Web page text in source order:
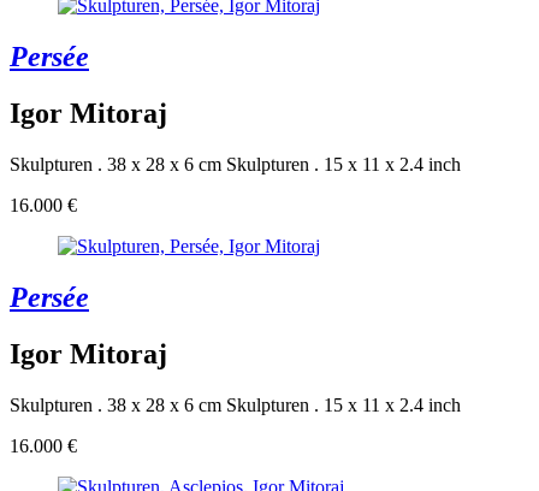
Persée
Igor Mitoraj
Skulpturen . 38 x 28 x 6 cm Skulpturen . 15 x 11 x 2.4 inch
16.000 €
Persée
Igor Mitoraj
Skulpturen . 38 x 28 x 6 cm Skulpturen . 15 x 11 x 2.4 inch
16.000 €